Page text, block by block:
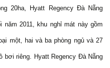
20ha, Hyatt Regency Đà Nẵng
2011, khu nghỉ mát này gồm
một, hai và ba phòng ngủ và 27
bơi riêng. Hyatt Regency Đà Nẵng